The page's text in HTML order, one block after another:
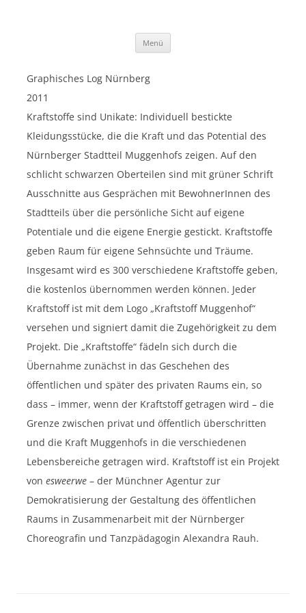
Menü
Graphisches Log Nürnberg
2011
Kraftstoffe sind Unikate: Individuell bestickte
Kleidungsstücke, die die Kraft und das Potential des
Nürnberger Stadtteil Muggenhofs zeigen. Auf den
schlicht schwarzen Oberteilen sind mit grüner Schrift
Ausschnitte aus Gesprächen mit BewohnerInnen des
Stadtteils über die persönliche Sicht auf eigene
Potentiale und die eigene Energie gestickt. Kraftstoffe
geben Raum für eigene Sehnsüchte und Träume.
Insgesamt wird es 300 verschiedene Kraftstoffe geben,
die kostenlos übernommen werden können. Jeder
Kraftstoff ist mit dem Logo „Kraftstoff Muggenhof“
versehen und signiert damit die Zugehörigkeit zu dem
Projekt. Die „Kraftstoffe“ fädeln sich durch die
Übernahme zunächst in das Geschehen des
öffentlichen und später des privaten Raums ein, so
dass – immer, wenn der Kraftstoff getragen wird – die
Grenze zwischen privat und öffentlich überschritten
und die Kraft Muggenhofs in die verschiedenen
Lebensbereiche getragen wird. Kraftstoff ist ein Projekt
von esweerwe – der Münchner Agentur zur
Demokratisierung der Gestaltung des öffentlichen
Raums in Zusammenarbeit mit der Nürnberger
Choreografin und Tanzpädagogin Alexandra Rauh.